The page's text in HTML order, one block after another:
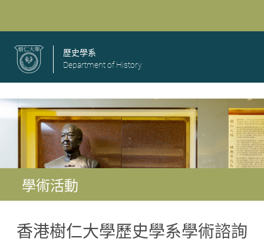
歷史學系
Department of History
學術活動
香港樹仁大學歷史學系學術諮詢